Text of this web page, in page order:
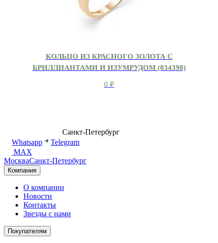
КОЛЬЦО ИЗ КРАСНОГО ЗОЛОТА С
БРИЛЛИАНТАМИ И ИЗУМРУДОМ (034398)
0 ₽
Санкт-Петербург
Whatsapp
Telegram
MAX
МоскваСанкт-Петербург
Компания
О компании
Новости
Контакты
Звезды с нами
Покупателям